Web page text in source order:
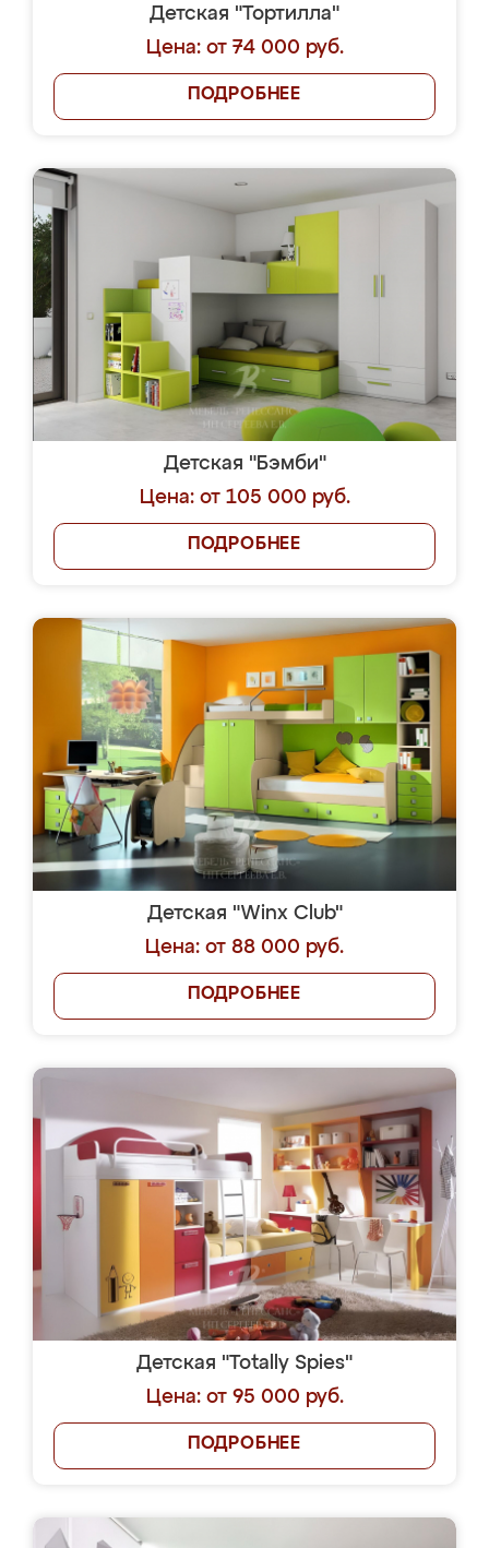
Детская "Тортилла"
Цена: от 74 000 руб.
ПОДРОБНЕЕ
Детская "Бэмби"
Цена: от 105 000 руб.
ПОДРОБНЕЕ
Детская "Winx Club"
Цена: от 88 000 руб.
ПОДРОБНЕЕ
Детская "Totally Spies"
Цена: от 95 000 руб.
ПОДРОБНЕЕ